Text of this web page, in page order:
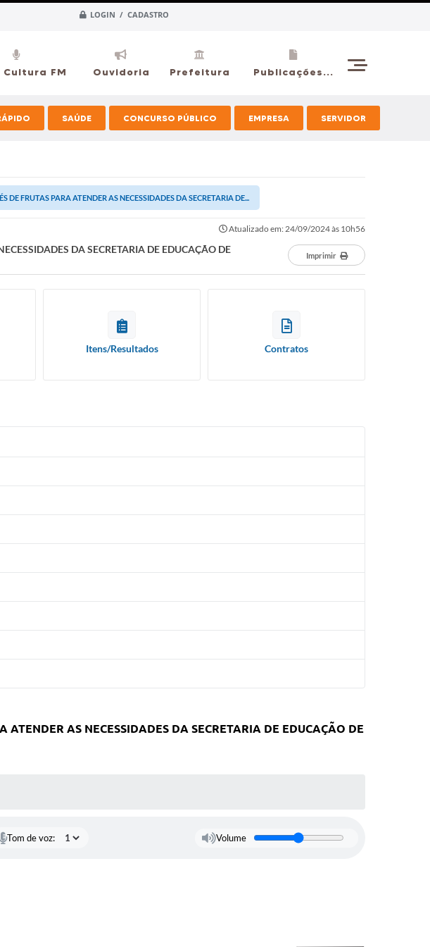
LOGIN / CADASTRO
Cultura FM Ouvidoria Prefeitura Publicações...
SAÚDE CONCURSO PÚBLICO EMPRESA SERVIDOR
FRUTAS PARA ATENDER AS NECESSIDADES DA SECRETARIA DE...
Atualizado em: 24/09/2024 às 10h56
DA SECRETARIA DE EDUCAÇÃO DE
Imprimir
Itens/Resultados Contratos
AS NECESSIDADES DA SECRETARIA DE EDUCAÇÃO DE
Tom de voz: Volume